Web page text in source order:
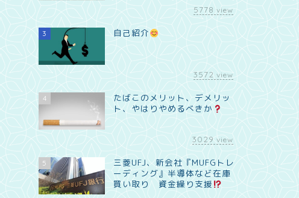
5778 view
3 自己紹介
3572 view
4
たばこのメリット、デメリッ
ト、やはりやめるべきか
3029 view
5
三菱UFJ、新会社『MUFGトレ
ーディング』半導体など在庫
買い取り 資金繰り支援